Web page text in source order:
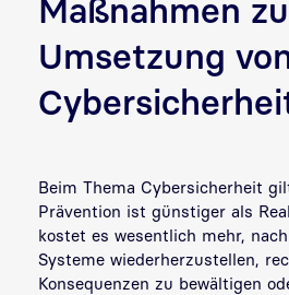
Maßnahmen
Umsetzung
Beim Thema Cybersicherheit
Prävention ist günstiger als
kostet es wesentlich mehr,
Systeme wiederherzustellen,
Konsequenzen zu bewältigen